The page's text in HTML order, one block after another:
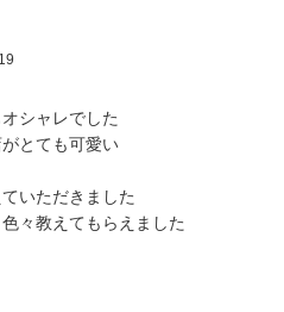
シャレでした
とても可愛い
いただきました
々教えてもらえました